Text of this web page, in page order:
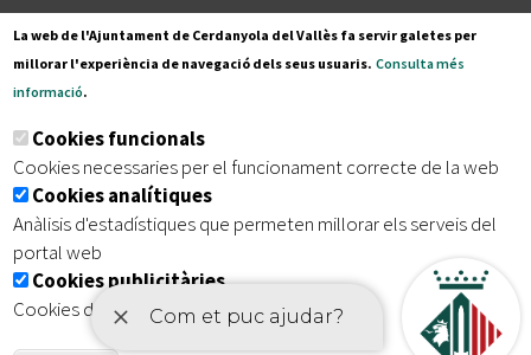
Segueix-nos a:
Subscriu-te al nostre butlletí
Inici | Avís legal | Protecció de dades
| Accessibilitat
La web de l'Ajuntament de Cerdanyola del Vallès fa servir galetes per
millorar l'experiència de navegació dels seus usuaris. Consulta més
informació.
Cookies funcionals
Cookies necessaries per el funcionament correcte de la web
Cookies analítiques
Anàlisis d'estadístiques que permeten millorar els serveis del
portal web
Cookies publicitàries
Cookies de tercers amb finalitat publicitària